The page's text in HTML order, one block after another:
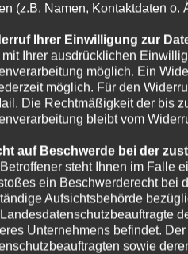
an Frau
Dekoration
die beiden
den ganzen
geführt
(z.B. Namen, Kontaktdaten o.
Ihrer Einwilligung zur
mit Ihrer ausdrücklichen
möglich. Ein
möglich. Für den
Die Rechtmäßigkeit der bis
bleibt vom
auf Beschwerde bei der
steht Ihnen im Falle
ein Beschwerderecht bei
Aufsichtsbehörde
Unternehmens befindet.
sowie